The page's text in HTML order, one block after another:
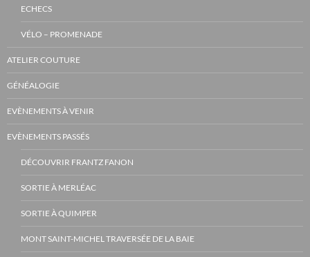
ECHECS
VÉLO – PROMENADE
ATELIER COUTURE
GÉNÉALOGIE
EVÈNEMENTS À VENIR
EVÈNEMENTS PASSÉS
DÉCOUVRIR FRANTZ FANON
SORTIE À MERLÉAC
SORTIE À QUIMPER
MONT SAINT-MICHEL TRAVERSÉE DE LA BAIE